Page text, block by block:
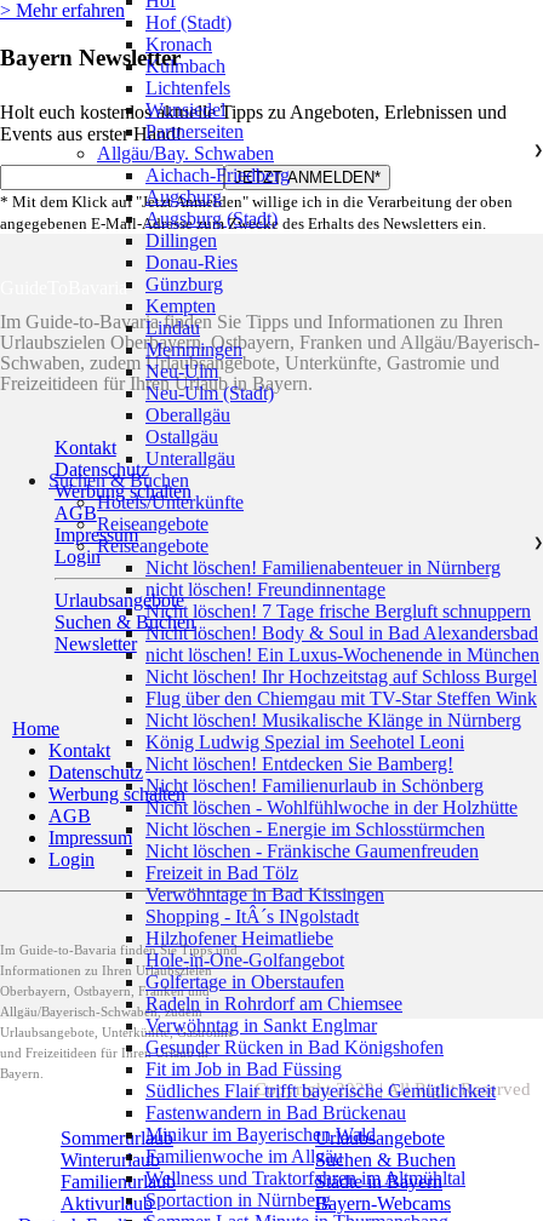
> Mehr erfahren
Bayern Newsletter
Holt euch kostenlos aktuelle Tipps zu Angeboten, Erlebnissen und
Events aus erster Hand!
* Mit dem Klick auf "Jetzt Anmelden" willige ich in die Verarbeitung der oben
angegebenen E-Mail-Adresse zum Zwecke des Erhalts des Newsletters ein.
GuideToBavaria
Im Guide-to-Bavaria finden Sie Tipps und Informationen zu Ihren
Urlaubszielen Oberbayern, Ostbayern, Franken und Allgäu/Bayerisch-
Schwaben, zudem Urlaubsangebote, Unterkünfte, Gastromie und
Freizeitideen für Ihren Urlaub in Bayern.
Kontakt
Datenschutz
Werbung schalten
AGB
Impressum
Login
Urlaubsangebote
Suchen & Buchen
Newsletter
Home
Kontakt
Datenschutz
Werbung schalten
AGB
Impressum
Login
Im Guide-to-Bavaria finden Sie Tipps und
Informationen zu Ihren Urlaubszielen
Oberbayern, Ostbayern, Franken und
Allgäu/Bayerisch-Schwaben, zudem
Urlaubsangebote, Unterkünfte, Gastromie
und Freizeitideen für Ihren Urlaub in
Bayern.
Sommerurlaub
Winterurlaub
Familienurlaub
Aktivurlaub
Urlaubsangebote
Suchen & Buchen
Städte in Bayern
Bayern-Webcams
Copyright 2022 | All Right Reserved
Hof (Stadt)
Kronach
Kulmbach
Lichtenfels
Wunsiedel
Partnerseiten
Allgäu/Bay. Schwaben
❯
Aichach-Friedberg
Augsburg
Augsburg (Stadt)
Dillingen
Donau-Ries
Günzburg
Kempten
Lindau
Memmingen
Neu-Ulm
Neu-Ulm (Stadt)
Oberallgäu
Ostallgäu
Unterallgäu
Suchen & Buchen
Hotels/Unterkünfte
Reiseangebote
Reiseangebote
❯
Nicht löschen! Familienabenteuer in Nürnberg
nicht löschen! Freundinnentage
Nicht löschen! 7 Tage frische Bergluft schnuppern
Nicht löschen! Body & Soul in Bad Alexandersbad
nicht löschen! Ein Luxus-Wochenende in München
Nicht löschen! Ihr Hochzeitstag auf Schloss Burgel
Flug über den Chiemgau mit TV-Star Steffen Wink
Nicht löschen! Musikalische Klänge in Nürnberg
König Ludwig Spezial im Seehotel Leoni
Nicht löschen! Entdecken Sie Bamberg!
Nicht löschen! Familienurlaub in Schönberg
Nicht löschen - Wohlfühlwoche in der Holzhütte
Nicht löschen - Energie im Schlosstürmchen
Nicht löschen - Fränkische Gaumenfreuden
Freizeit in Bad Tölz
Verwöhntage in Bad Kissingen
Shopping - ItÂ´s INgolstadt
Hilzhofener Heimatliebe
Hole-in-One-Golfangebot
Golfertage in Oberstaufen
Radeln in Rohrdorf am Chiemsee
Verwöhntag in Sankt Englmar
Gesunder Rücken in Bad Königshofen
Fit im Job in Bad Füssing
Südliches Flair trifft bayerische Gemütlichkeit
Fastenwandern in Bad Brückenau
Minikur im Bayerischen Wald
Familienwoche im Allgäu
Wellness und Traktorfahren im Altmühltal
Sportaction in Nürnberg